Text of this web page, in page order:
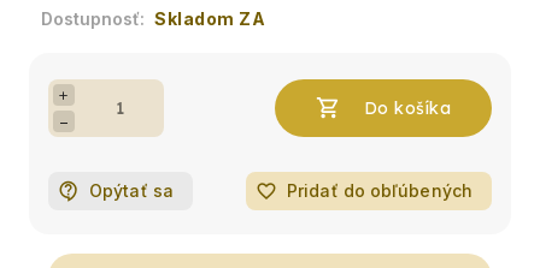
Skladom ZA
+
−
Opýtať sa favorite_border Pridať do obľúbených